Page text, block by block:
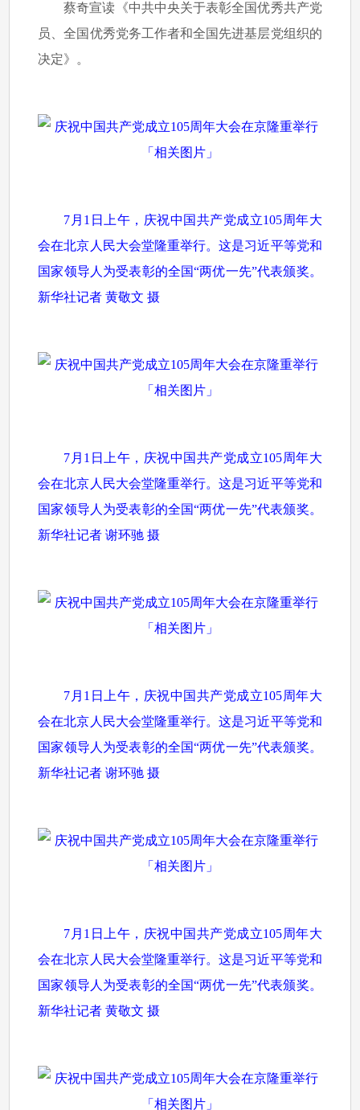
蔡奇宣读《中共中央关于表彰全国优秀共产党
员、全国优秀党务工作者和全国先进基层党组织的
决定》。
7月1日上午，庆祝中国共产党成立105周年大
会在北京人民大会堂隆重举行。这是习近平等党和
国家领导人为受表彰的全国“两优一先”代表颁奖。
新华社记者 黄敬文 摄
7月1日上午，庆祝中国共产党成立105周年大
会在北京人民大会堂隆重举行。这是习近平等党和
国家领导人为受表彰的全国“两优一先”代表颁奖。
新华社记者 谢环驰 摄
7月1日上午，庆祝中国共产党成立105周年大
会在北京人民大会堂隆重举行。这是习近平等党和
国家领导人为受表彰的全国“两优一先”代表颁奖。
新华社记者 谢环驰 摄
7月1日上午，庆祝中国共产党成立105周年大
会在北京人民大会堂隆重举行。这是习近平等党和
国家领导人为受表彰的全国“两优一先”代表颁奖。
新华社记者 黄敬文 摄